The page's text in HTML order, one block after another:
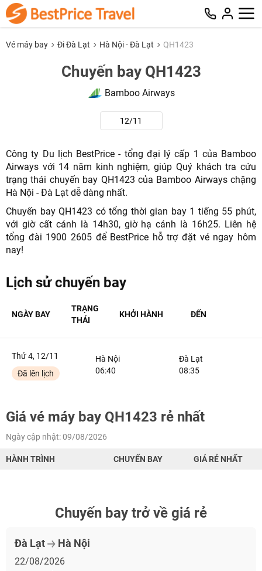
Vé máy bay Đi Đà Lạt Hà Nội - Đà Lạt QH1423
Chuyến bay QH1423
Bamboo Airways
12/11
Công ty Du lịch BestPrice - tổng đại lý cấp 1 của Bamboo
Airways với 14 năm kinh nghiệm, giúp Quý khách tra cứu
trạng thái chuyến bay QH1423 của Bamboo Airways chặng
Hà Nội - Đà Lạt dễ dàng nhất.
Chuyến bay QH1423 có tổng thời gian bay 1 tiếng 55 phút,
với giờ cất cánh là 14h30, giờ hạ cánh là 16h25. Liên hệ
tổng đài 1900 2605 để BestPrice hỗ trợ đặt vé ngay hôm
nay!
Lịch sử chuyến bay
NGÀY BAY
TRẠNG
THÁI
KHỞI HÀNH ĐẾN
Thứ 4, 12/11
Đã lên lịch
Hà Nội
06:40
Đà Lạt
08:35
Giá vé máy bay QH1423 rẻ nhất
Ngày cập nhật: 09/08/2026
HÀNH TRÌNH CHUYẾN BAY GIÁ RẺ NHẤT
Chuyến bay trở về giá rẻ
Đà Lạt Hà Nội
22/08/2026
TƯ VẤN NGAY
TƯ VẤN NGAY
TƯ VẤN NGAY
TƯ VẤN NGAY